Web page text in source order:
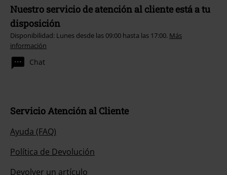
Nuestro servicio de atención al cliente está a tu
disposición
Disponibilidad: Lunes desde las 09:00 hasta las 17:00. Más
información
Chat
Servicio Atención al Cliente
Ayuda (FAQ)
Política de Devolución
Devolver un artículo